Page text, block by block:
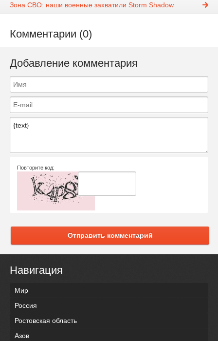
Зона СВО: наши военные захватили Storm Shadow
Комментарии (0)
Добавление комментария
Повторите код:
Отправить комментарий
Навигация
Мир
Россия
Ростовская область
Азов